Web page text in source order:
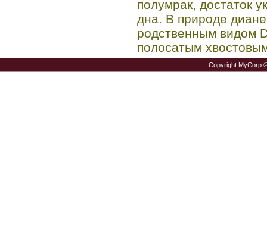
полумрак, достаток
дна. В природе
родственным видом
полосатым
Copyright MyCorp